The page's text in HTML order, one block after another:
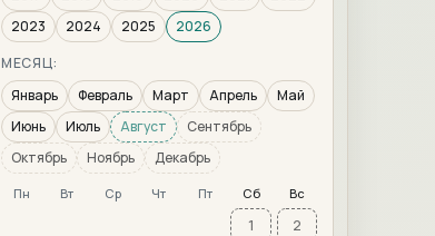
2023
2024 2025
2026
МЕСЯЦ:
Январь
Февраль Март Апрель
Май
Июнь
Июль Август
Сентябрь
Октябрь
Ноябрь Декабрь
Пн Вт Ср Чт Пт Сб Вс
1
2